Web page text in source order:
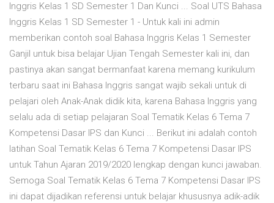
Inggris Kelas 1 SD Semester 1 Dan Kunci ... Soal UTS Bahasa
Inggris Kelas 1 SD Semester 1 - Untuk kali ini admin
memberikan contoh soal Bahasa Inggris Kelas 1 Semester
Ganjil untuk bisa belajar Ujian Tengah Semester kali ini, dan
pastinya akan sangat bermanfaat karena memang kurikulum
terbaru saat ini Bahasa Inggris sangat wajib sekali untuk di
pelajari oleh Anak-Anak didik kita, karena Bahasa Inggris yang
selalu ada di setiap pelajaran Soal Tematik Kelas 6 Tema 7
Kompetensi Dasar IPS dan Kunci ... Berikut ini adalah contoh
latihan Soal Tematik Kelas 6 Tema 7 Kompetensi Dasar IPS
untuk Tahun Ajaran 2019/2020 lengkap dengan kunci jawaban.
Semoga Soal Tematik Kelas 6 Tema 7 Kompetensi Dasar IPS
ini dapat dijadikan referensi untuk belajar khususnya adik-adik